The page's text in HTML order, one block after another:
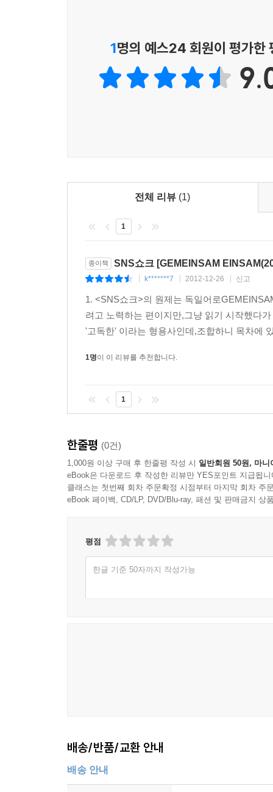
세 번째 장에서는 점차 진행되고 있는 클라우드
여론을 한데 모아 거대 기업들의 개인 정보수
1명의 예스24 회원이 평가한
전체 리뷰 (1)
1
종이책 SNS쇼크 [GEMEINSAM
k*******7 2012-12-26 신고
1. <SNS쇼크>의 원제는 독일어로
려고 노력하는 편이지만,그냥 읽기 시작했다
'고독한' 이라는 형용사인데,조합하니 목차에
1명이 이 리뷰를 추천합니다.
1
한줄평 (0건)
1,000원 이상 구매 후 한줄평 작성 시 일반회원 50원, 마니
eBook은 다운로드 후 작성한 리뷰만 YES포인트 지급됩니
클래스는 첫번째 회차 주문확정 시점부터 마지막 회차 주
eBook 페이백, CD/LP, DVD/Blu-ray, 패션 및 판매금지 상
평점
한글 기준 50자까지 작성가능
배송/반품/교환 안내
배송 안내